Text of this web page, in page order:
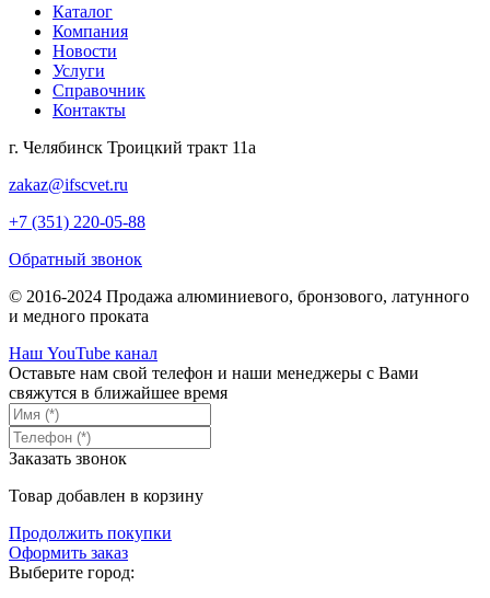
Каталог
Компания
Новости
Услуги
Справочник
Контакты
г. Челябинск Троицкий тракт 11а
zakaz@ifscvet.ru
+7 (351) 220-05-88
Обратный звонок
© 2016-2024 Продажа алюминиевого, бронзового, латунного
и медного проката
Наш YouTube канал
Оставьте нам свой телефон и наши менеджеры с Вами
свяжутся в ближайшее время
Заказать звонок
Товар добавлен в корзину
Продолжить покупки
Оформить заказ
Выберите город: